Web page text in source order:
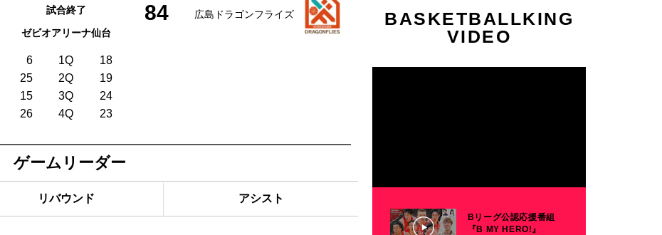
試合終了
ゼビオアリーナ仙台
6 1Q
18
25
2Q
19
15
3Q
24
26
4Q 23
84 広島ドラゴンフライズ
ゲームリーダー
リバウンド アシスト
BASKETBALLKING
VIDEO
Bリーグ公認応援番組
『B MY HERO!』